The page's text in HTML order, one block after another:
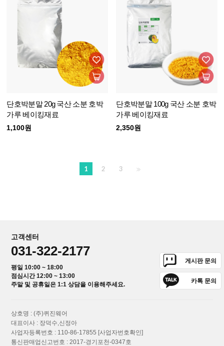
단호박분말 20g 국산 소분 호박
가루 베이킹재료
1,100원
단호박분말 100g 국산 소분 호박
가루 베이킹재료
2,350원
1 2 3
고객센터
031-322-2177
평일 10:00 ~ 18:00
점심시간 12:00 ~ 13:00
주말 및 공휴일은 1:1 상담을 이용해주세요.
게시판 문의
카톡 문의
상호명 : (주)퀴진웨어
대표이사 : 장덕수,신정아
사업자등록번호 : 110-86-17855 [사업자번호확인]
통신판매업신고번호 : 2017-경기포천-0347호